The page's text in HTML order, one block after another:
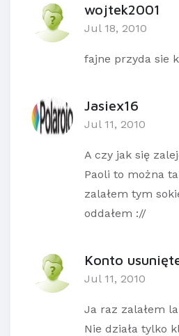
wojtek2001
Jul 18, 2010
fajne przyda sie
Jasiex16
Jul 11, 2010
A czy jak się
Paoli to można
zalałem tym
oddałem ://
Konto
Jul 11, 2010
Ja raz zalałem
Nie działa tylko